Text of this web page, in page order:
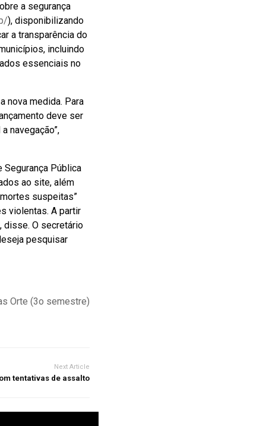
a segurança
), disponibilizando
a transparência do
incluindo
essenciais no
nova medida. Para
deve ser
navegação”,
Pública
ao site, além
suspeitas”
violentas. A partir
disse. O secretário
pesquisar
Orte (3o semestre)
Next Article
tentativas de assalto